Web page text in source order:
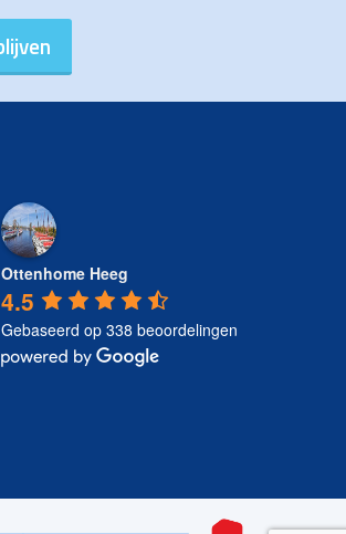
Ottenhome Heeg
4.5
Gebaseerd op 338 beoordelingen